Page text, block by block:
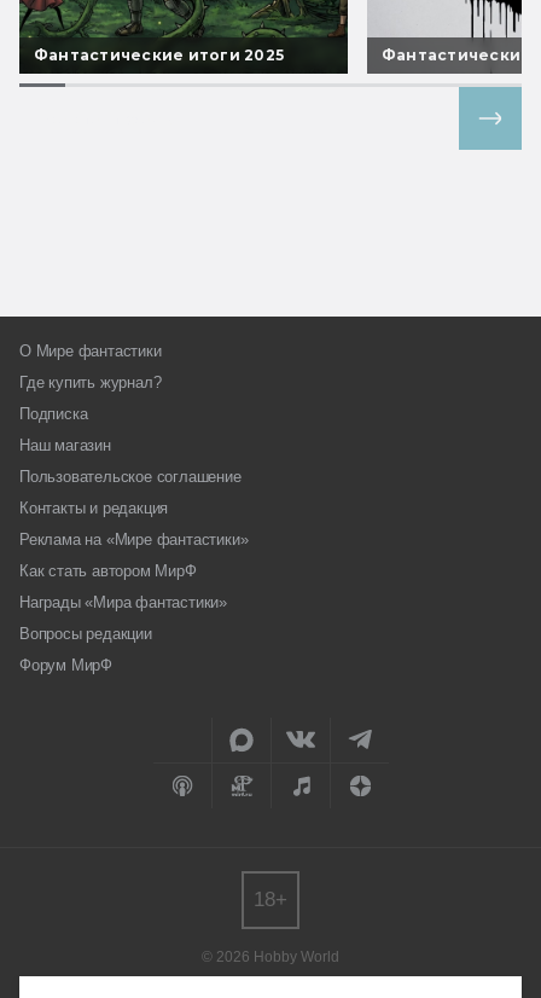
Фантастические итоги 2025 Фантастические
О Мире фантастики
Где купить журнал?
Подписка
Наш магазин
Пользовательское соглашение
Контакты и редакция
Реклама на «Мире фантастики»
Как стать автором МирФ
Награды «Мира фантастики»
Вопросы редакции
Форум МирФ
© 2026 Hobby World
18+